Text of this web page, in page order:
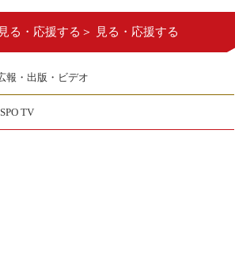
る・応援する＞ 見る・応援する
報・出版・ビデオ
TV